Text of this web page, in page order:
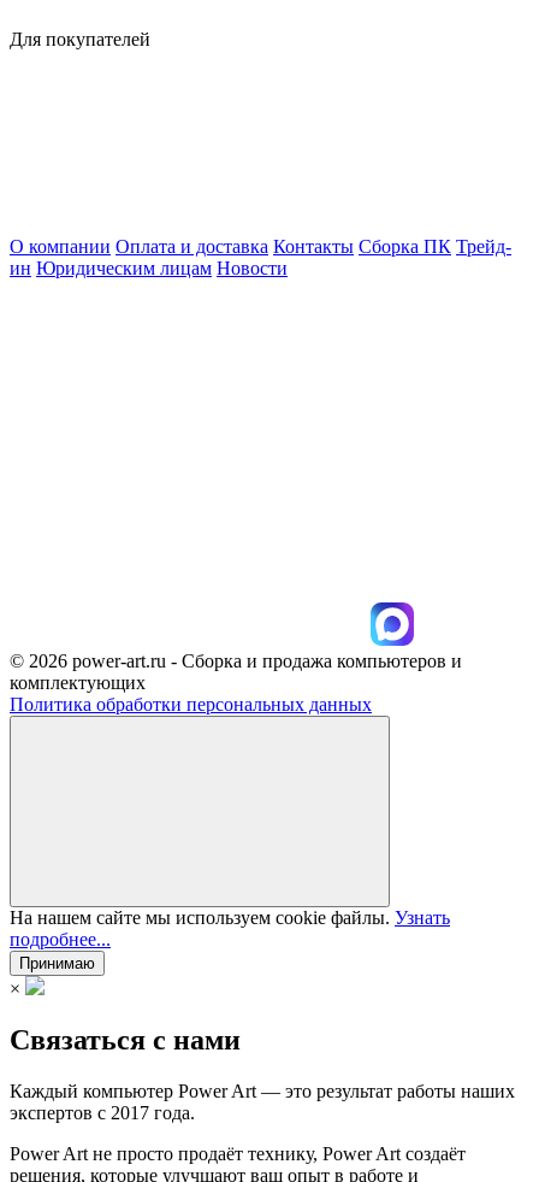
Для покупателей
О компании Оплата и доставка Контакты Сборка ПК Трейд-
ин Юридическим лицам Новости
© 2026 power-art.ru - Сборка и продажа компьютеров и
комплектующих
Политика обработки персональных данных
На нашем сайте мы используем cookie файлы. Узнать
подробнее...
Принимаю
×
Связаться с нами
Каждый компьютер Power Art — это результат работы наших
экспертов с 2017 года.
Power Art не просто продаёт технику, Power Art создаёт
решения, которые улучшают ваш опыт в работе и